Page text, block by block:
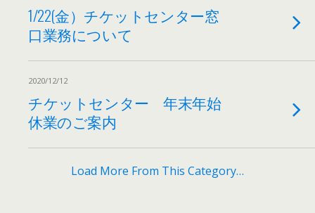
1/22(金）チケットセンター窓
口業務について
2020/12/12
チケットセンター 年末年始
休業のご案内
Load More From This Category…